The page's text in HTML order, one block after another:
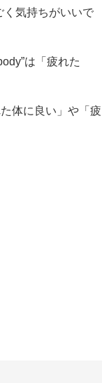
く気持ちがいいで
は「疲れた
体に良い」や「疲